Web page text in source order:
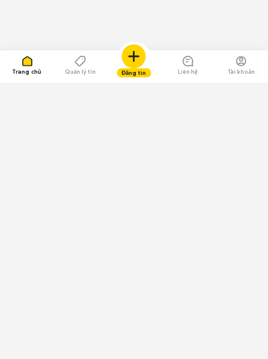
Trang chủ Quản lý tin Đăng tin Liên hệ Tài khoản